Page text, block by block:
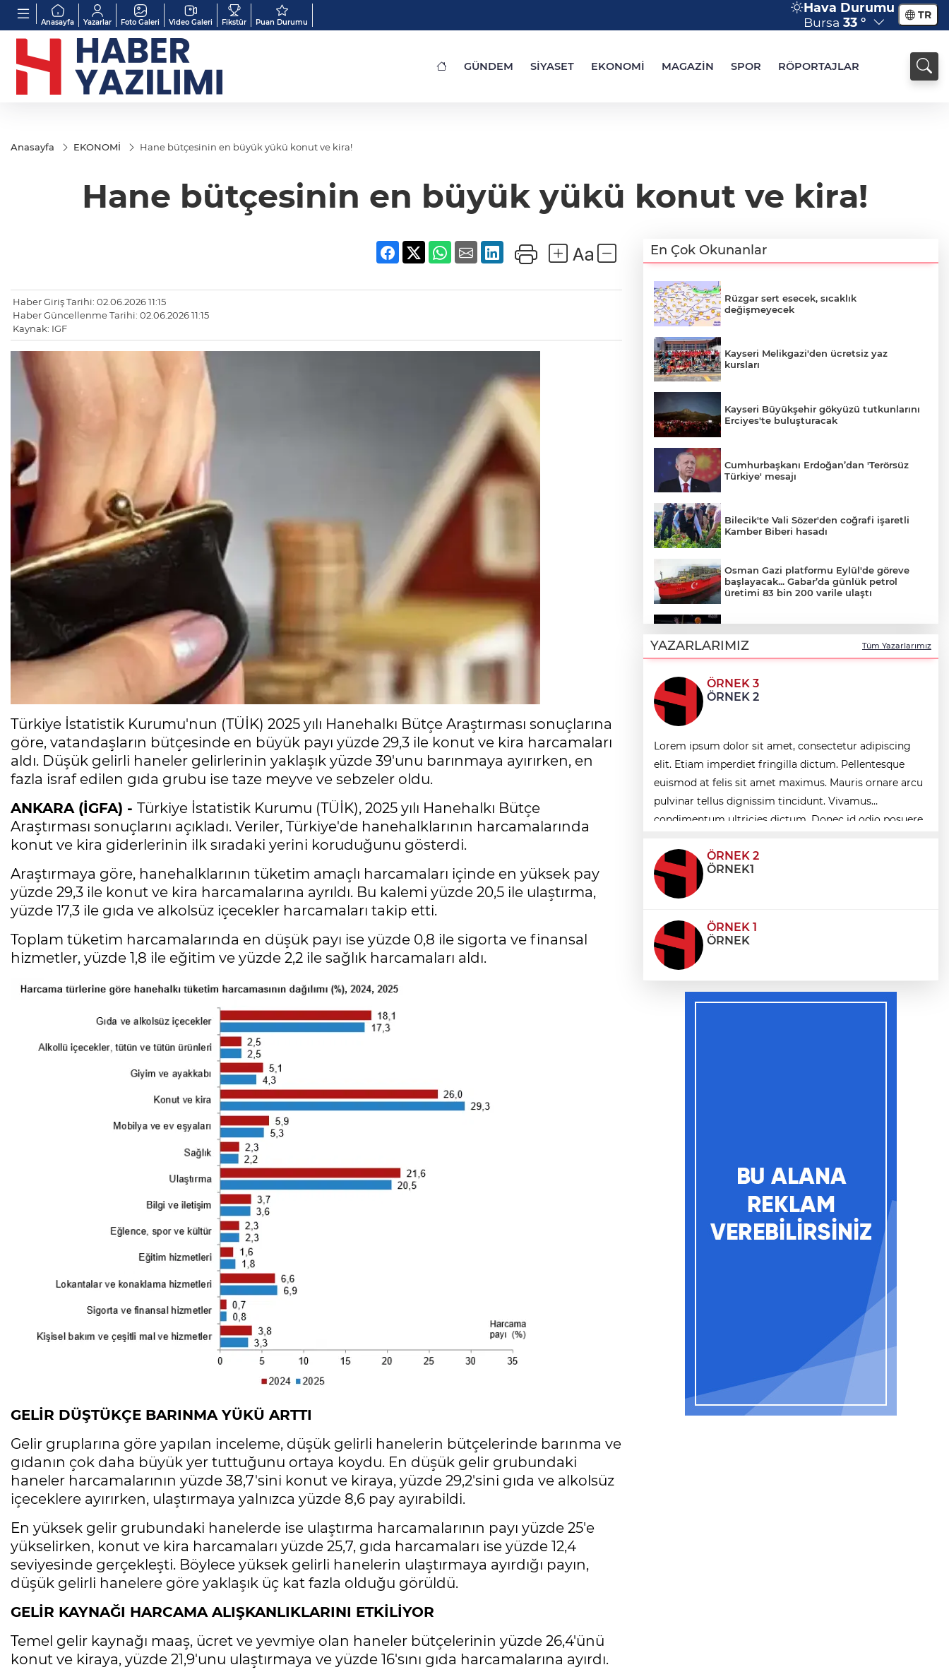
Anasayfa Yazarlar Foto Galeri Video Galeri Fikstür Puan Durumu
Hava Durumu
Bursa 33 ° TR
GÜNDEM SİYASET EKONOMİ MAGAZİN SPOR RÖPORTAJLAR
Anasayfa EKONOMİ Hane bütçesinin en büyük yükü konut ve kira!
Hane bütçesinin en büyük yükü konut ve kira!
Haber Giriş Tarihi: 02.06.2026 11:15
Haber Güncellenme Tarihi: 02.06.2026 11:15
Kaynak: IGF
Türkiye İstatistik Kurumu'nun (TÜİK) 2025 yılı Hanehalkı Bütçe Araştırması sonuçlarına
göre, vatandaşların bütçesinde en büyük payı yüzde 29,3 ile konut ve kira harcamaları
aldı. Düşük gelirli haneler gelirlerinin yaklaşık yüzde 39'unu barınmaya ayırırken, en
fazla israf edilen gıda grubu ise taze meyve ve sebzeler oldu.
ANKARA (İGFA) - Türkiye İstatistik Kurumu (TÜİK), 2025 yılı Hanehalkı Bütçe
Araştırması sonuçlarını açıkladı. Veriler, Türkiye'de hanehalklarının harcamalarında
konut ve kira giderlerinin ilk sıradaki yerini koruduğunu gösterdi.
Araştırmaya göre, hanehalklarının tüketim amaçlı harcamaları içinde en yüksek pay
yüzde 29,3 ile konut ve kira harcamalarına ayrıldı. Bu kalemi yüzde 20,5 ile ulaştırma,
yüzde 17,3 ile gıda ve alkolsüz içecekler harcamaları takip etti.
Toplam tüketim harcamalarında en düşük payı ise yüzde 0,8 ile sigorta ve finansal
hizmetler, yüzde 1,8 ile eğitim ve yüzde 2,2 ile sağlık harcamaları aldı.
GELİR DÜŞTÜKÇE BARINMA YÜKÜ ARTTI
Gelir gruplarına göre yapılan inceleme, düşük gelirli hanelerin bütçelerinde barınma ve
gıdanın çok daha büyük yer tuttuğunu ortaya koydu. En düşük gelir grubundaki
haneler harcamalarının yüzde 38,7'sini konut ve kiraya, yüzde 29,2'sini gıda ve alkolsüz
içeceklere ayırırken, ulaştırmaya yalnızca yüzde 8,6 pay ayırabildi.
En yüksek gelir grubundaki hanelerde ise ulaştırma harcamalarının payı yüzde 25'e
yükselirken, konut ve kira harcamaları yüzde 25,7, gıda harcamaları ise yüzde 12,4
seviyesinde gerçekleşti. Böylece yüksek gelirli hanelerin ulaştırmaya ayırdığı payın,
düşük gelirli hanelere göre yaklaşık üç kat fazla olduğu görüldü.
GELİR KAYNAĞI HARCAMA ALIŞKANLIKLARINI ETKİLİYOR
Temel gelir kaynağı maaş, ücret ve yevmiye olan haneler bütçelerinin yüzde 26,4'ünü
konut ve kiraya, yüzde 21,9'unu ulaştırmaya ve yüzde 16'sını gıda harcamalarına ayırdı.
En Çok Okunanlar
Rüzgar sert esecek, sıcaklık
değişmeyecek
Kayseri Melikgazi'den ücretsiz yaz
kursları
Kayseri Büyükşehir gökyüzü tutkunlarını
Erciyes'te buluşturacak
Cumhurbaşkanı Erdoğan’dan 'Terörsüz
Türkiye' mesajı
Bilecik'te Vali Sözer'den coğrafi işaretli
Kamber Biberi hasadı
Osman Gazi platformu Eylül'de göreve
başlayacak... Gabar’da günlük petrol
üretimi 83 bin 200 varile ulaştı
TOFAŞ potada yeni sezonu hazır
BTSO Başkanı Burkay, 2030 vizyonunu
62. Meslek Komitesi ile değerlendirdi
Balıkesir’de kıyılar anlık takip ediliyor
“Bu Kampta Hayat Var” projesi özel
bireylere yaz tatili sunuyor
YAZARLARIMIZ Tüm Yazarlarımız
ÖRNEK 3
ÖRNEK 2
Lorem ipsum dolor sit amet, consectetur adipiscing
elit. Etiam imperdiet fringilla dictum. Pellentesque
euismod at felis sit amet maximus. Mauris ornare arcu
pulvinar tellus dignissim tincidunt. Vivamus
condimentum ultricies dictum. Donec id odio posuere,
ÖRNEK 2
ÖRNEK1
ÖRNEK 1
ÖRNEK